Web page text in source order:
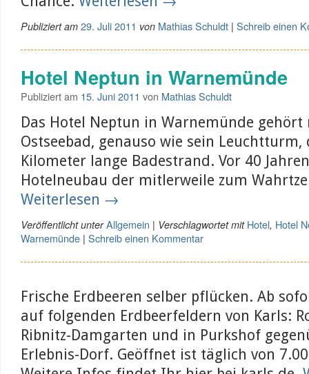
Publiziert am 29. Juli 2011 von Mathias Schuldt | Schreib einen
Hotel Neptun in Warnemünde
Publiziert am 15. Juni 2011 von Mathias Schuldt
Das Hotel Neptun in Warnemünde
Ostseebad, genauso wie sein
Kilometer lange Badestrand. Vor 40
Hotelneubau der mitlerweile zum
Weiterlesen →
Veröffentlicht unter Allgemein | Verschlagwortet mit Hotel, Hotel
Warnemünde | Schreib einen Kommentar
Frische Erdbeeren selber pflücken. Ab
auf folgenden Erdbeerfeldern von Karls:
Ribnitz-Damgarten und in Purkshof
Erlebnis-Dorf. Geöffnet ist täglich von